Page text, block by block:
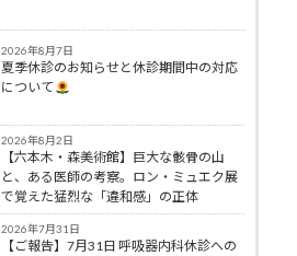
2026年8月7日
夏季休診のお知らせと休診期間中の対応
について
2026年8月2日
【六本木・森美術館】巨大な骸骨の山
と、ある医師の考察。ロン・ミュエク展
で覚えた猛烈な「違和感」の正体
2026年7月31日
【ご報告】7月31日 呼吸器内科休診への